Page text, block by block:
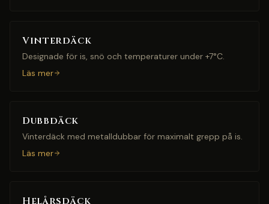
Vinterdäck
Designade för is, snö och temperaturer under +7°C.
Läs mer
Dubbdäck
Vinterdäck med metalldubbar för maximalt grepp på is.
Läs mer
Helårsdäck